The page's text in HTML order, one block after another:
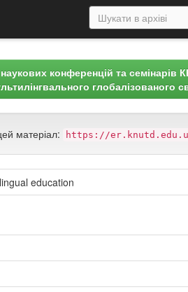
конференцій та семінарів
глобалізованого
матеріал: https://
education